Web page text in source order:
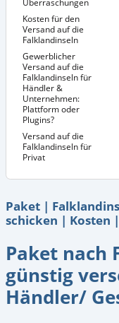
Überraschungen
Kosten für den
Versand auf die
Falklandinseln
Gewerblicher
Versand auf die
Falklandinseln für
Händler &
Unternehmen:
Plattform oder
Plugins?
Versand auf die
Falklandinseln für
Privat
Paket |
schicken | Kosten
Paket nach
günstig
Händler/